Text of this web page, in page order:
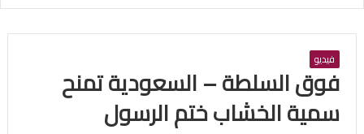
فيديو
فوق السلطة – السعودية تمنح
سمية الخشاب ختم الرسول